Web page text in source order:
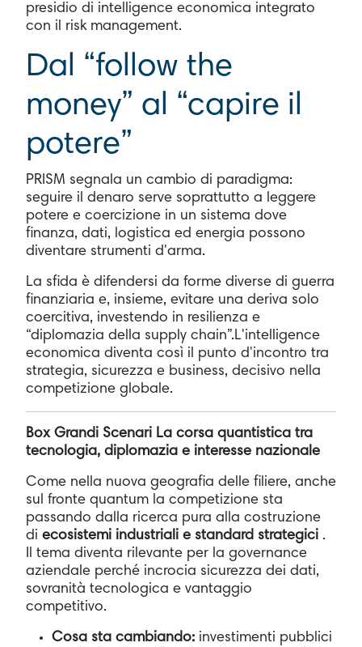
presidio di intelligence economica integrato
con il risk management.
Dal “follow the
money” al “capire il
potere”
PRISM segnala un cambio di paradigma:
seguire il denaro serve soprattutto a leggere
potere e coercizione in un sistema dove
finanza, dati, logistica ed energia possono
diventare strumenti d'arma.
La sfida è difendersi da forme diverse di guerra
finanziaria e, insieme, evitare una deriva solo
coercitiva, investendo in resilienza e
“diplomazia della supply chain”.L'intelligence
economica diventa così il punto d'incontro tra
strategia, sicurezza e business, decisivo nella
competizione globale.
Box Grandi Scenari La corsa quantistica tra
tecnologia, diplomazia e interesse nazionale
Come nella nuova geografia delle filiere, anche
sul fronte quantum la competizione sta
passando dalla ricerca pura alla costruzione
di ecosistemi industriali e standard strategici .
Il tema diventa rilevante per la governance
aziendale perché incrocia sicurezza dei dati,
sovranità tecnologica e vantaggio
competitivo.
Cosa sta cambiando: investimenti pubblici